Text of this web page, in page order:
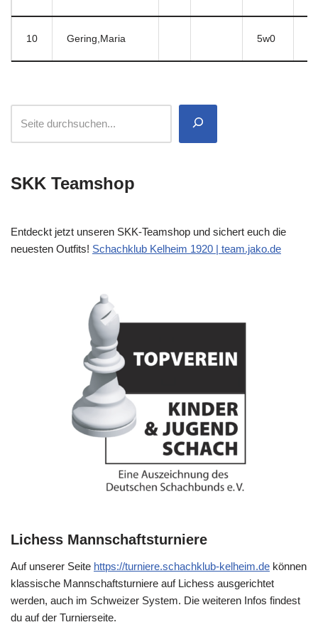
10 Gering,Maria 5w0
SKK Teamshop
Entdeckt jetzt unseren SKK-Teamshop und sichert euch die
neuesten Outfits! Schachklub Kelheim 1920 | team.jako.de
Lichess Mannschaftsturniere
Auf unserer Seite https://turniere.schachklub-kelheim.de können
klassische Mannschaftsturniere auf Lichess ausgerichtet
werden, auch im Schweizer System. Die weiteren Infos findest
du auf der Turnierseite.